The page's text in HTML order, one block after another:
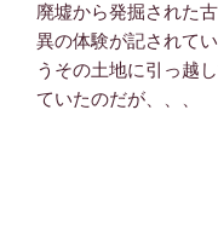
廃墟から発掘された
異の体験が記されて
うその土地に引っ越
ていたのだが、、、